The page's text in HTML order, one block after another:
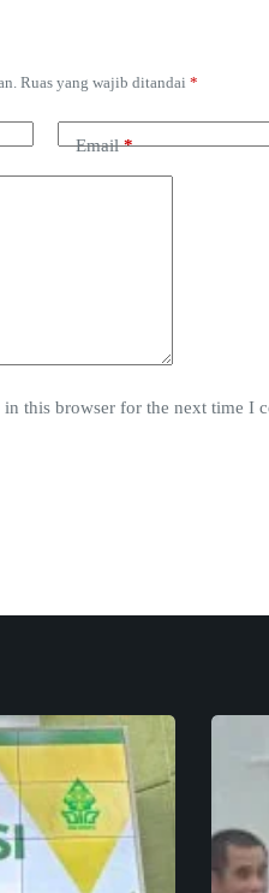
Ruas yang wajib ditandai *
Email*
this browser for the next time I